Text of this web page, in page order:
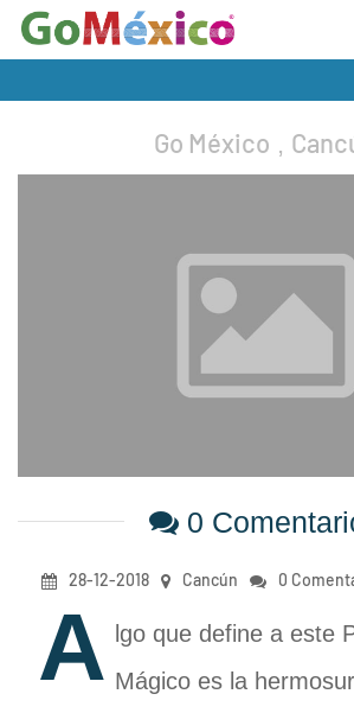
Go México ,
0
28-12-2018 Cancún 0
A
lgo que define a este
Mágico es la